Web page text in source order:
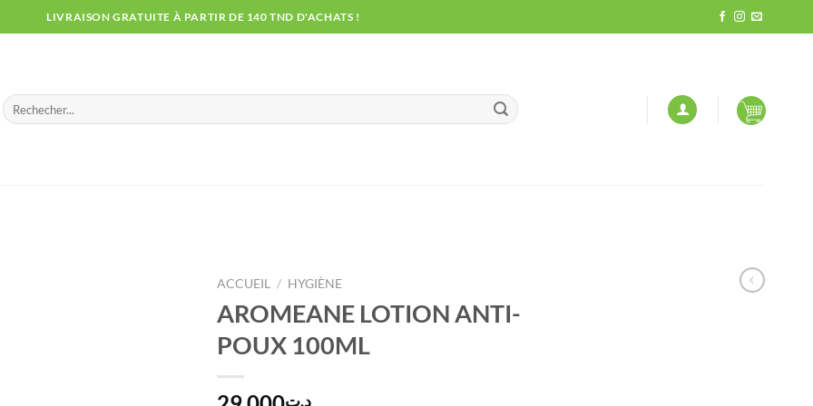
LIVRAISON GRATUITE À PARTIR DE 140 TND D'ACHATS !
Recherche
pour :
ACCUEIL / HYGIÈNE
AROMEANE LOTION ANTI-
POUX 100ML
د.ت